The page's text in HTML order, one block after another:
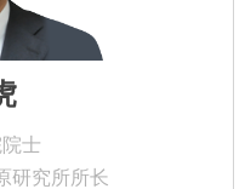
士
研究所所长